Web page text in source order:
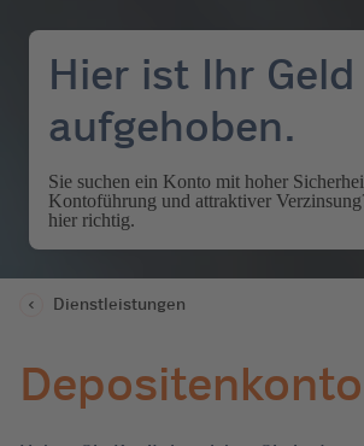
Hier ist Ihr
aufgehoben.
Sie suchen ein Konto mit hoher
Kontoführung und attraktiver
hier richtig.
Dienstleistungen
Depositenkonto